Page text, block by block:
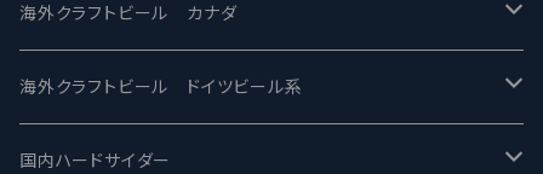
忽布古丹醸造 - HOP KOTAN
ワイマーケットブルーイング Y.Market Brewing
志賀高原ビール - SIGAKOGEN
Fair State フェアステイト
Lagunitas ラグニタス
FirestoneWalker ファイアストーン
ワイルドチャイルド - Wilde Child
BrewDog Brewery - ブリュードッグ
The Flying Inn / ザ フライイング イン
Heart Of Darkness - ハートオブダークネス
Carbon brews -カーボン
TAIHU - タイフー
ROCKY RIDGE - ロッキーリッジ
BODRIGGY BREWING ボッドリッジー
CO-CONSPIRATORS コ・コンスピレーターズ
海外クラフトビール カナダ
Jackie O's ジャッキーオーズ
Westbrook ウェストブルック
海外クラフトビール ドイツビール系
Karmeliten カーメリテン
国内ハードサイダー